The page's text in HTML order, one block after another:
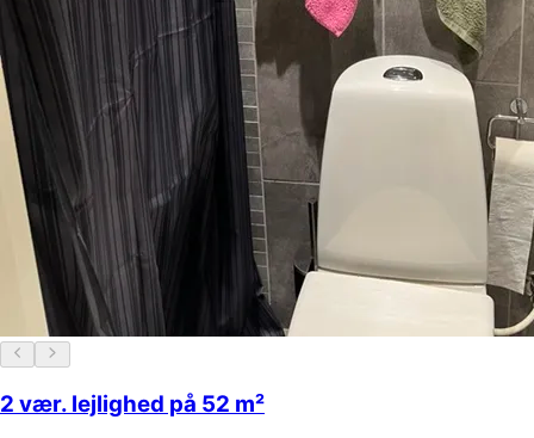
2 vær. lejlighed på 52 m²